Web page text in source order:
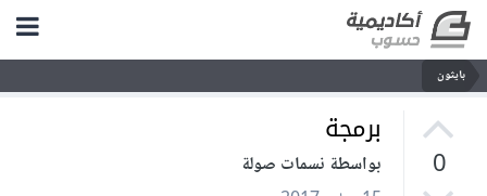
بايثون
0
برمجة
بواسطة نسمات صولة